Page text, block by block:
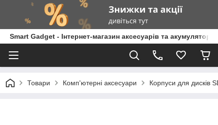
Smart Gadget - Інтернет-магазин аксесуарів та акумуляторів
Товари Комп'ютерні аксесуари Корпуси для дисків